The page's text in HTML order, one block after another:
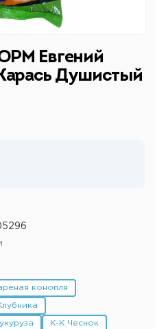
Евгений
Душистый
конопля
К-К Чеснок